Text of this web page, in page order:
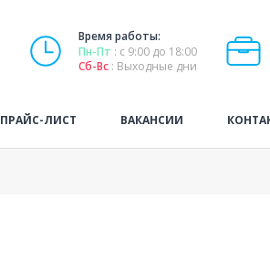
Время работы:
Пн-Пт : с 9:00 до 18:00
Сб-Вс : Выходные дни
ПРАЙС-ЛИСТ ВАКАНСИИ